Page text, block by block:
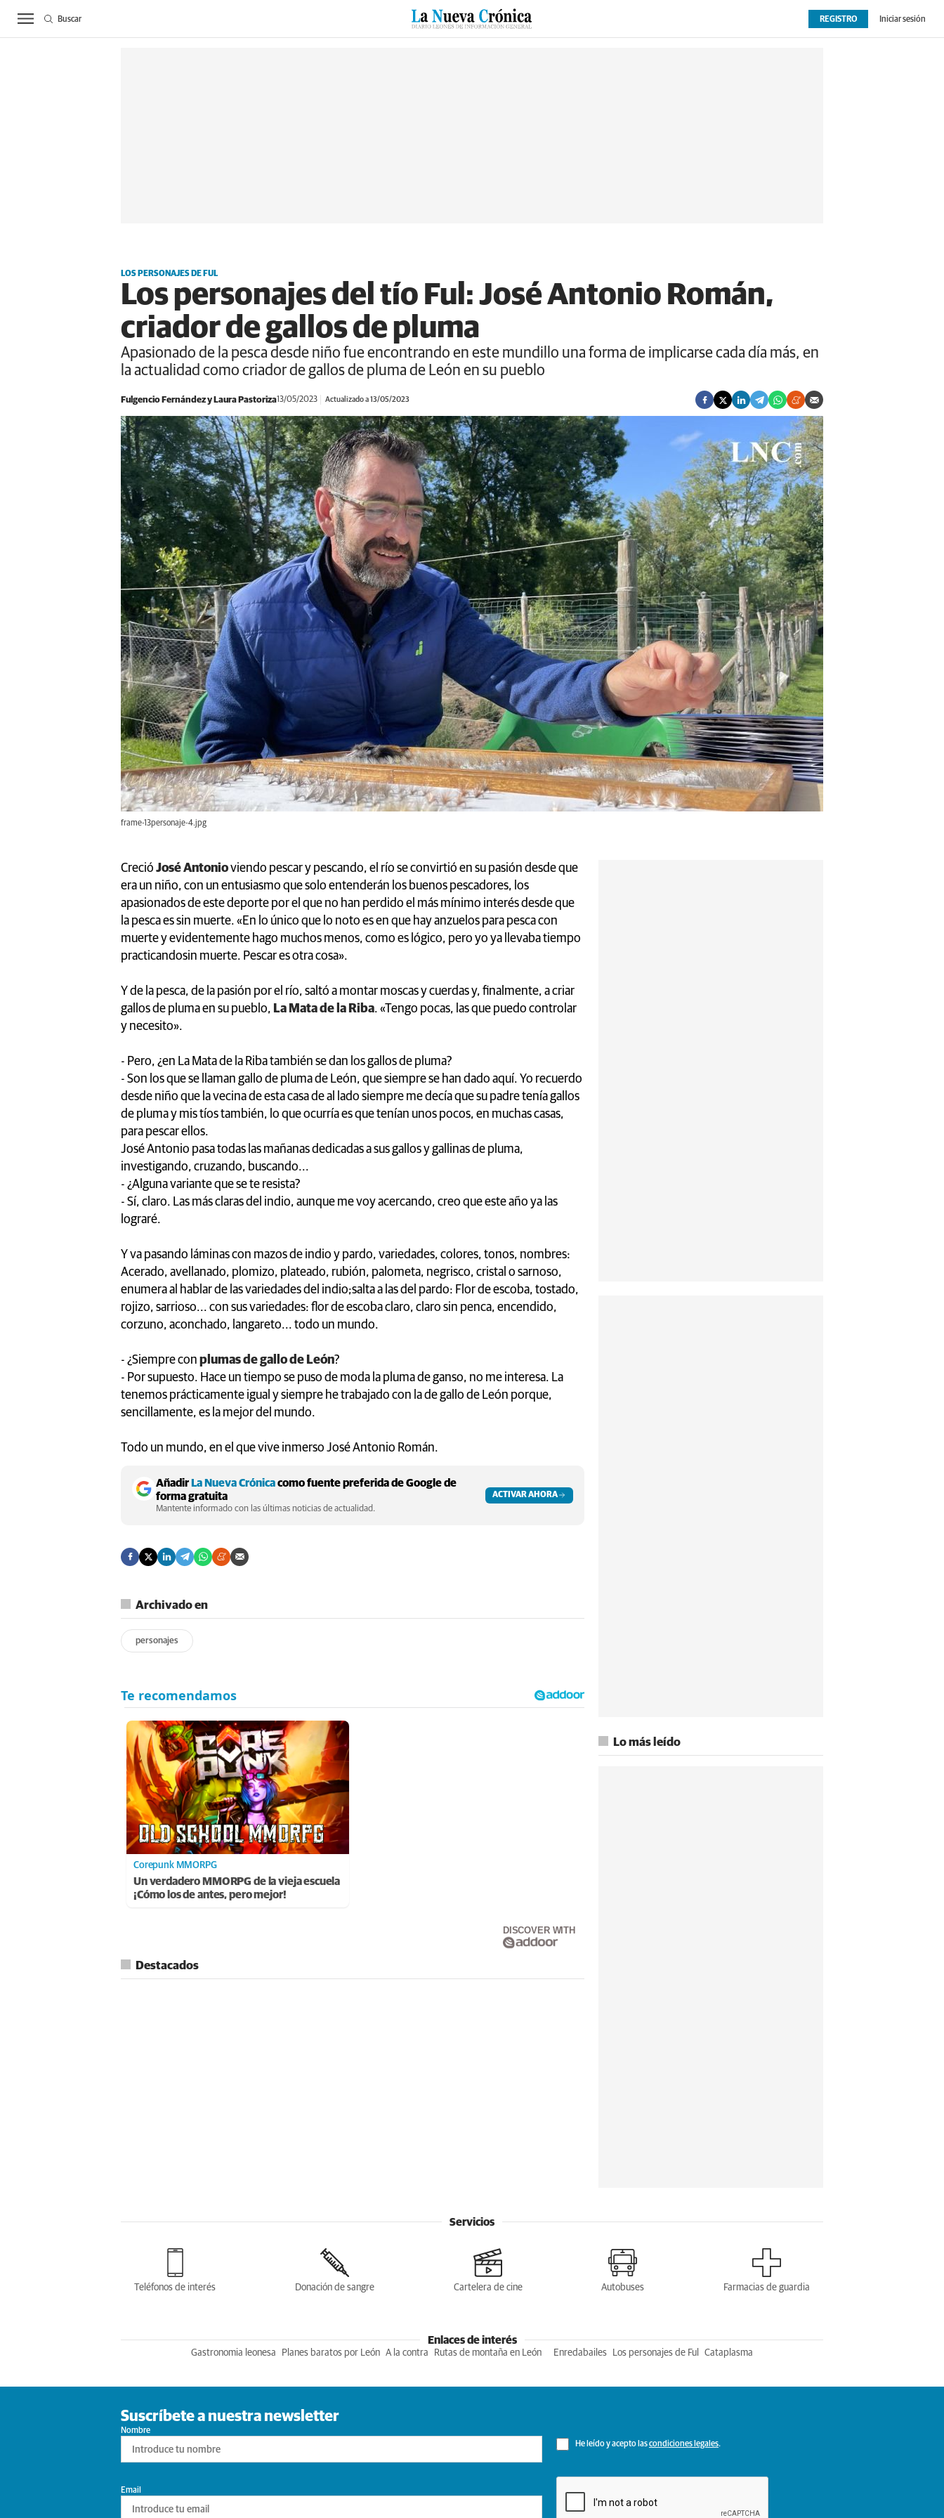
ACTUALIDAD BIERZO SUCESOS CULTURAS ESPECIALES DEPORTES OPINIÓN EXTRAS
REGISTRO Iniciar sesión
Buscar
LOS PERSONAJES DE FUL
Los personajes del tío Ful: José Antonio Román,
criador de gallos de pluma
Apasionado de la pesca desde niño fue encontrando en este mundillo una forma de implicarse cada día más, en
la actualidad como criador de gallos de pluma de León en su pueblo
Fulgencio Fernández y Laura Pastoriza13/05/2023 Actualizado a 13/05/2023
frame-13personaje-4.jpg
Creció José Antonioviendo pescar y pescando, el río se convirtió en su pasión desde que
era un niño, con un entusiasmo que solo entenderán los buenos pescadores, los
apasionados de este deporte por el que no han perdido el más mínimo interés desde que
la pesca es sin muerte. «En lo único que lo noto es en que hay anzuelos para pesca con
muerte y evidentemente hago muchos menos, como es lógico, pero yo ya llevaba tiempo
practicandosin muerte. Pescar es otra cosa».
Y de la pesca, de la pasión por el río, saltó a montar moscas y cuerdas y, finalmente, a criar
gallos de pluma en su pueblo, La Mata de la Riba. «Tengo pocas, las que puedo controlar
y necesito».
- Pero, ¿en La Mata de la Riba también se dan los gallos de pluma?
- Son los que se llaman gallo de pluma de León, que siempre se han dado aquí. Yo recuerdo
desde niño que la vecina de esta casa de al lado siempre me decía que su padre tenía gallos
de pluma y mis tíos también, lo que ocurría es que tenían unos pocos, en muchas casas,
para pescar ellos.
José Antonio pasa todas las mañanas dedicadas a sus gallos y gallinas de pluma,
investigando, cruzando, buscando...
- ¿Alguna variante que se te resista?
- Sí, claro. Las más claras del indio, aunque me voy acercando, creo que este año ya las
lograré.
Y va pasando láminas con mazos de indio y pardo, variedades, colores, tonos, nombres:
Acerado, avellanado, plomizo, plateado, rubión, palometa, negrisco, cristal o sarnoso,
enumera al hablar de las variedades del indio;salta a las del pardo: Flor de escoba, tostado,
rojizo, sarrioso... con sus variedades: flor de escoba claro, claro sin penca, encendido,
corzuno, aconchado, langareto... todo un mundo.
- ¿Siempre con plumas de gallo de León?
- Por supuesto. Hace un tiempo se puso de moda la pluma de ganso, no me interesa. La
tenemos prácticamente igual y siempre he trabajado con la de gallo de León porque,
sencillamente, es la mejor del mundo.
Todo un mundo, en el que vive inmerso José Antonio Román.
AñadirLa Nueva Crónicacomo fuente preferida de Google de
forma gratuita
Mantente informado con las últimas noticias de actualidad.
ACTIVAR AHORA
Archivado en
personajes
Corepunk MMORPG
Un verdadero MMORPG de la vieja escuela
¡Cómo los de antes, pero mejor!
DISCOVER WITH
Destacados
Lo más leído
Servicios
Teléfonos de interés Donación de sangre Cartelera de cine Autobuses Farmacias de guardia
Enlaces de interés
Gastronomia leonesa Planes baratos por León A la contra Rutas de montaña en León Enredabailes Los personajes de Ful Cataplasma
Suscríbete a nuestra newsletter
Nombre
He leído y acepto lascondiciones legales.
Email